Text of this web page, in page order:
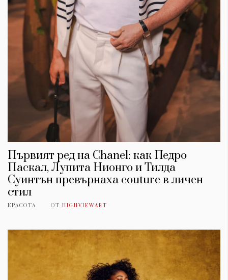
Първият ред на Chanel: как Педро
Паскал, Лупита Нионго и Тилда
Суинтън превърнаха couture в личен
стил
КРАСОТА ОТ HIGHVIEWART